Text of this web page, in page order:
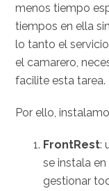
menos tiempo
tiempos en ella
lo tanto el
el camarero,
facilite esta tarea.
Por ello,
FrontRest:
se instala
gestionar